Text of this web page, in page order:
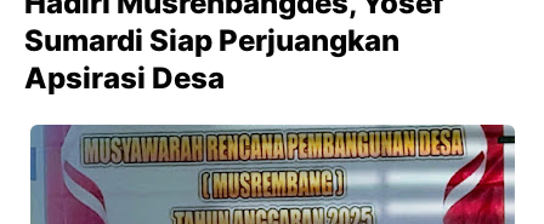
Sumardi Siap Perjuangkan
Apsirasi Desa